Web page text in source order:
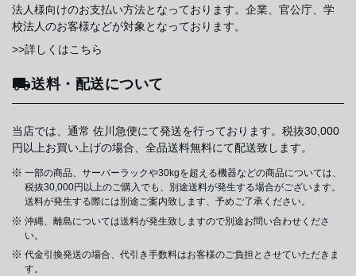
法人様向けのお支払い方法となっております。企業、官公庁、学
校法人のお客様などが対象となっております。
>>詳しくはこちら
送料・配送について
当店では、通常 佐川急便にて発送を行っております。税抜30,000
円以上お買い上げの場合、全品送料無料にて配送致します。
一部の商品、サーバーラックや30kgを超える機器などの商品については、
税抜30,000円以上のご購入でも、別途送料が発生する場合がございます。
送料が発生する際には別途ご案内致します、予めご了承ください。
沖縄、離島については送料が発生致しますので別途お問い合わせくださ
い。
代金引換発送の場合、代引き手数料はお客様のご負担とさせていただきま
す。